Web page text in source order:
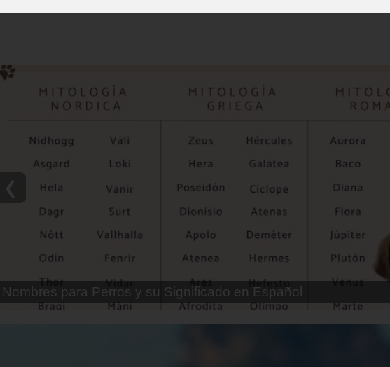
Nombres para Perros Machos con Manchas Negras